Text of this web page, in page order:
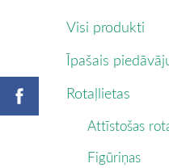
Visi produkti
Īpašais
Rotaļlietas
Attīstošas
Figūriņas